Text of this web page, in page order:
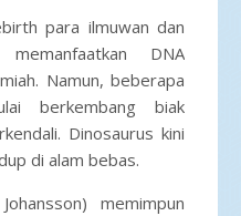
para ilmuwan dan
DNA
Namun, beberapa
berkembang biak
Dinosaurus kini
di alam bebas.
memimpun